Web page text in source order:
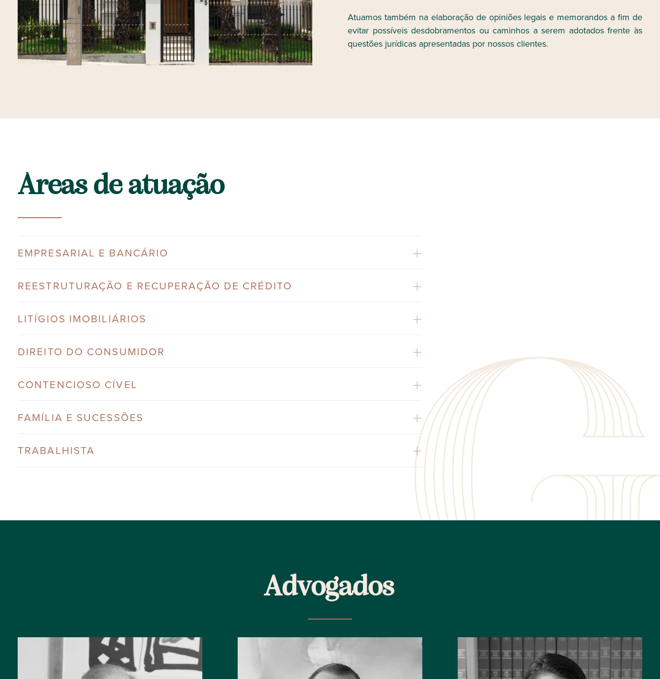
Atuamos também na elaboração de opiniões legais e memorandos a fim de
evitar possíveis desdobramentos ou caminhos a serem adotados frente às
questões jurídicas apresentadas por nossos clientes.
Áreas de atuação
EMPRESARIAL E BANCÁRIO
REESTRUTURAÇÃO E RECUPERAÇÃO DE CRÉDITO
LITÍGIOS IMOBILIÁRIOS
DIREITO DO CONSUMIDOR
CONTENCIOSO CÍVEL
FAMÍLIA E SUCESSÕES
TRABALHISTA
Advogados